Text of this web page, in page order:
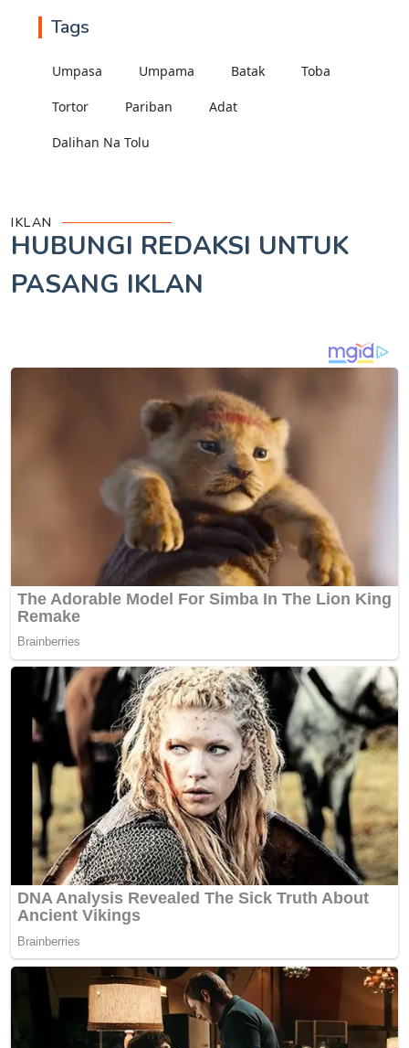
Tags
Umpasa Umpama Batak Toba
Tortor Pariban Adat
Dalihan Na Tolu
IKLAN
HUBUNGI REDAKSI UNTUK
PASANG IKLAN